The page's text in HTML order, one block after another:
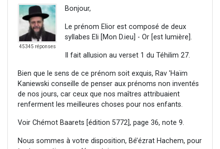
45345 réponses
Bonjour,
Le prénom Elior est composé de deux
syllabes Eli [Mon D.ieu] - Or [est lumière].
Il fait allusion au verset 1 du Téhilim 27.
Bien que le sens de ce prénom soit exquis, Rav 'Haïm
Kaniewski conseille de penser aux prénoms non inventés
de nos jours, car ceux que nos maîtres attribuaient
renferment les meilleures choses pour nos enfants.
Voir Chémot Baarets [édition 5772], page 36, note 9.
Nous sommes à votre disposition, Bé’ézrat Hachem, pour